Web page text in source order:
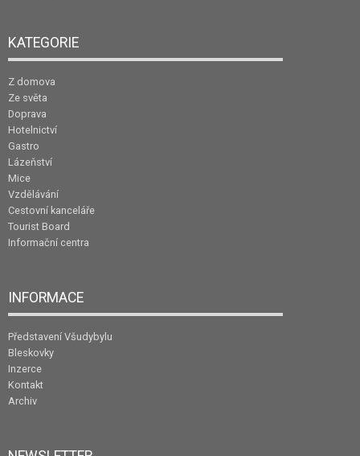
KATEGORIE
Z domova
Ze světa
Doprava
Hotelnictví
Gastro
Lázeňství
Mice
Vzdělávání
Cestovní kanceláře
Tourist Board
Informační centra
INFORMACE
Představení Všudybylu
Bleskovky
Inzerce
Kontakt
Archiv